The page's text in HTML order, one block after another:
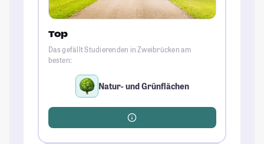
Top
Das gefällt Studierenden in Zweibrücken am
besten:
Natur- und Grünflächen